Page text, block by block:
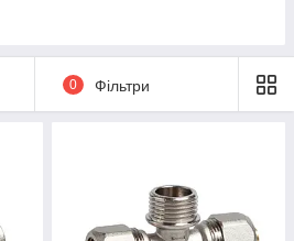
0 Фільтри